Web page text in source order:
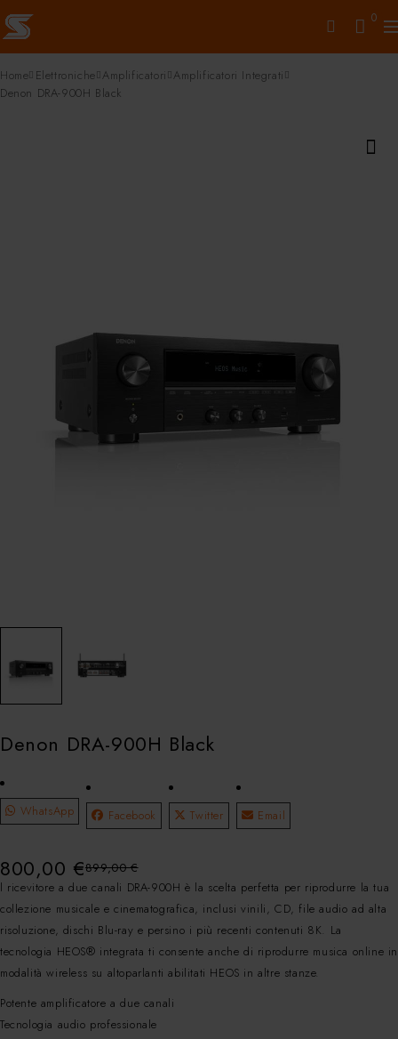
0
Home Elettroniche Amplificatori Amplificatori Integrati
Denon DRA-900H Black
Denon DRA-900H Black
WhatsApp Facebook Twitter Email
899,00€
800,00 €
l ricevitore a due canali DRA-900H è la scelta perfetta per riprodurre la tua
collezione musicale e cinematografica, inclusi vinili, CD, file audio ad alta
risoluzione, dischi Blu-ray e persino i più recenti contenuti 8K. La
tecnologia HEOS® integrata ti consente anche di riprodurre musica online in
modalità wireless su altoparlanti abilitati HEOS in altre stanze.
Potente amplificatore a due canali
Tecnologia audio professionale